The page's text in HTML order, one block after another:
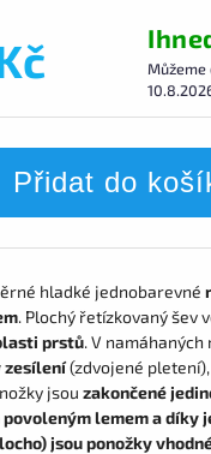
Můžeme
Přidat do
hladké jednobarevné
. Plochý řetízkovaný šev
prstů. V namáhaných
zesílení(zdvojené
jsou zakončené
lemem a díky
jsou ponožky